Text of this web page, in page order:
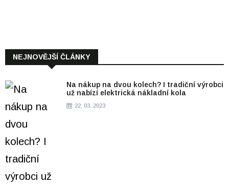
NEJNOVĚJŠÍ ČLÁNKY
Na nákup na dvou kolech? I tradiční výrobci
už nabízí elektrická nákladní kola
22. 03. 2023